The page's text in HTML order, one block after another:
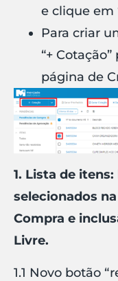
e clique em
Para criar
“+
página de
1. Lista de
selecionados
Compra e
Livre.
1.1 Novo botão